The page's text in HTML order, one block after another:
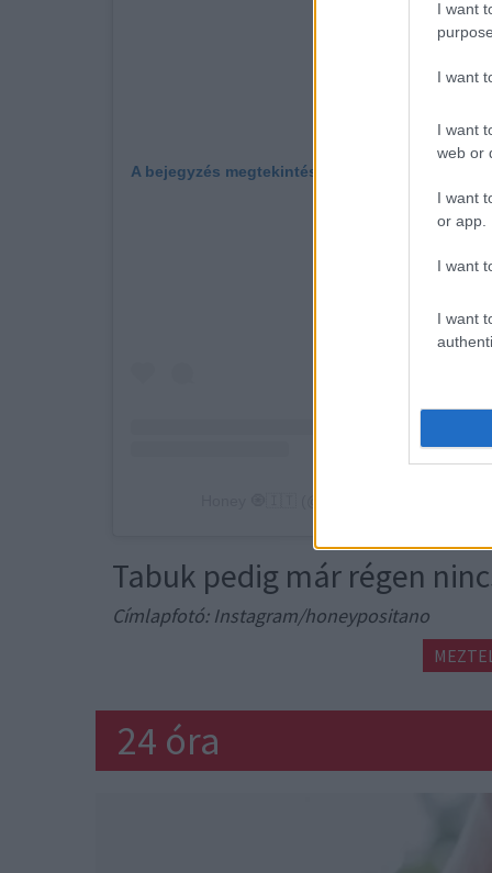
I want
I want
I want
web or
I want
or app.
I want
I want
A bejegyzés megtekintése az Instagramon
Honey 🧿🇮🇹 (@honeypositano) által
Tabuk pedig már régen
Címlapfotó: Instagram/honeypositano
24 óra